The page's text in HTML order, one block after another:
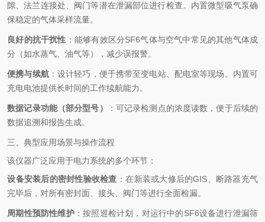
隙、法兰连接处、阀门等潜在泄漏部位进行检查。内置微型吸气泵确
保稳定的气体采样流量。
良好的抗干扰性 ‌：能够有效区分SF6气体与空气中常见的其他气体成
分（如水蒸气、油气等），减少误报警。
便携与续航‌：设计轻巧，便于携带至变电站、配电室等现场。内置可
充电电池提供长时间的工作续航能力。
数据记录功能（部分型号）
‌：可记录检测点的浓度读数，便于后续的
数据追溯和报告生成。
三、典型应用场景与操作流程
该仪器广泛应用于电力系统的多个环节：
设备安装后的密封性验收检查 ‌：在新装或大修后的GIS、断路器充气
完毕后，对所有密封面、接头、阀门等进行全面检漏。
周期性预防性维护‌：按照巡检计划，对运行中的SF6设备进行泄漏筛